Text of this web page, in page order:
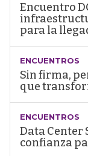
Encuentro
para la
ENCUENTROS
Sin firma,
que
ENCUENTROS
Data Center
confianza